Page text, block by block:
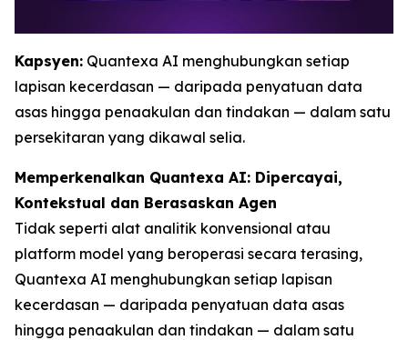
Kapsyen: Quantexa AI menghubungkan setiap
lapisan kecerdasan — daripada penyatuan data
asas hingga penaakulan dan tindakan — dalam satu
persekitaran yang dikawal selia.
Memperkenalkan Quantexa AI: Dipercayai,
Kontekstual dan Berasaskan Agen
Tidak seperti alat analitik konvensional atau
platform model yang beroperasi secara terasing,
Quantexa AI menghubungkan setiap lapisan
kecerdasan — daripada penyatuan data asas
hingga penaakulan dan tindakan — dalam satu